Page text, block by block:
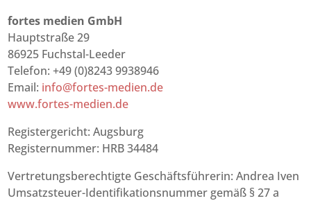
fortes medien GmbH
Hauptstraße 29
86925 Fuchstal-Leeder
Telefon: +49 (0)8243 9938946
Email: info@fortes-medien.de
www.fortes-medien.de
Registergericht: Augsburg
Registernummer: HRB 34484
Vertretungsberechtigte Geschäftsführerin: Andrea Iven
Umsatzsteuer-Identifikationsnummer gemäß § 27 a